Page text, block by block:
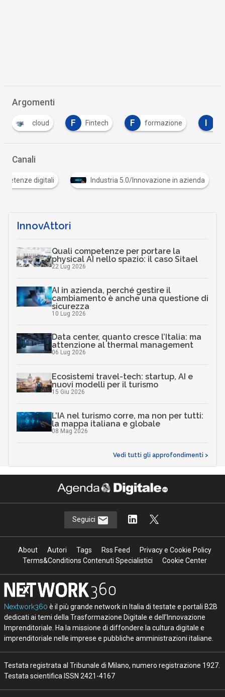
Argomenti
F Fintech F formazione I Impresa 4.0
Canali
C competenze digitali Industria 5.0/Innovazione in
InnovAttori
Quali competenze per portare la
physical AI nello spazio: il caso Sitael
22 Lug 2026
AI in azienda, perché gestire il
cambiamento è anche una questione di
sicurezza
10 Lug 2026
Data center, quanto cresce l’Italia: ma
attenzione al thermal management
06 Lug 2026
Ecosistemi travel-tech: startup, AI e
nuovi modelli per il turismo
15 Giu 2026
L’IA nel turismo corre, ma non per tutti:
la mappa italiana e globale
08 Mag 2026
Vedi tutti gli approfondimenti >
Seguici
About Autori Tags Rss Feed
Privacy e Cookie Policy
Terms&Conditions Contenuti Specialistici
Cookie Center
Nextwork360 è il più grande network in Italia di testate e portali B2B
dedicati ai temi della Trasformazione Digitale e dell’Innovazione
Imprenditoriale. Ha la missione di diffondere la cultura digitale e
imprenditoriale nelle imprese e pubbliche amministrazioni italiane.
Testata registrata al Tribunale di Milano, numero registrazione 1927.
Testata scientifica ISSN 2421-4167